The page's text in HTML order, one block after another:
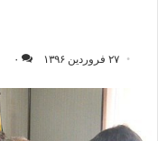
۲۷ فروردین ۱۳۹۶ ۰